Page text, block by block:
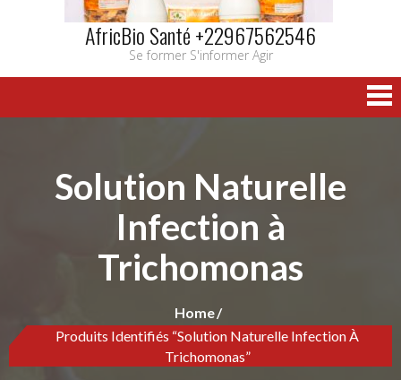
AfricBio Santé +22967562546
Se former S'informer Agir
Solution Naturelle
Infection à
Trichomonas
Home
Produits Identifiés “Solution Naturelle Infection À
Trichomonas”